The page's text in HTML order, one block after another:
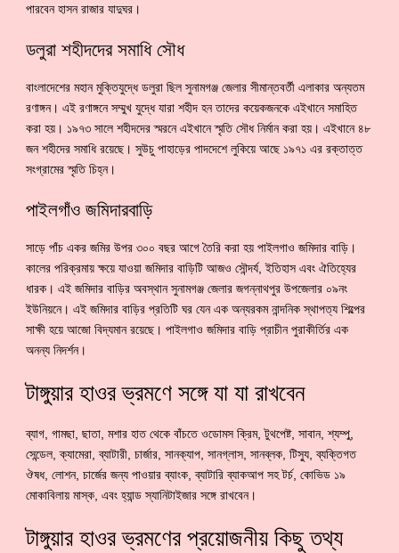
পারবেন হাসন রাজার যাদুঘর।
ডলুরা শহীদদের সমাধি সৌধ
বাংলাদেশের মহান মুক্তিযুদ্ধে ডলুরা ছিল সুনামগঞ্জ জেলার সীমান্তবর্তী এলাকার অন্যতম
রণাঙ্গন। এই রণাঙ্গনে সম্মুখ যুদ্ধে যারা শহীদ হন তাদের কয়েকজনকে এইখানে সমাহিত
করা হয়। ১৯৭৩ সালে শহীদদের স্মরনে এইখানে স্মৃতি সৌধ নির্মান করা হয়। এইখানে ৪৮
জন শহীদের সমাধি রয়েছে। সুউচু পাহাড়ের পাদদেশে লুকিয়ে আছে ১৯৭১ এর রক্তাত্ত
সংগ্রামের স্মৃতি চিহ্ন।
পাইলগাঁও জমিদারবাড়ি
সাড়ে পাঁচ একর জমির উপর ৩০০ বছর আগে তৈরি করা হয় পাইলগাও জমিদার বাড়ি।
কালের পরিক্রমায় ক্ষয়ে যাওয়া জমিদার বাড়িটি আজও সৌন্দর্য, ইতিহাস এবং ঐতিহ্যের
ধারক। এই জমিদার বাড়ির অবস্থান সুনামগঞ্জ জেলার জগন্নাথপুর উপজেলার ০৯নং
ইউনিয়নে। এই জমিদার বাড়ির প্রতিটি ঘর যেন এক অন্যরকম নান্দনিক স্থাপত্য শিল্পের
সাক্ষী হয়ে আজো বিদ্যমান রয়েছে। পাইলগাও জমিদার বাড়ি প্রাচীন পুরাকীর্তির এক
অনন্য নিদর্শন।
টাঙ্গুয়ার হাওর ভ্রমণে সঙ্গে যা যা রাখবেন
ব্যাগ, গামছা, ছাতা, মশার হাত থেকে বাঁচতে ওডোমস ক্রিম, টুথপেষ্ট, সাবান, শ্যম্পু,
সেন্ডেল, ক্যামেরা, ব্যাটারী, চার্জার, সানক্যাপ, সানগ্লাস, সানব্লক, টিস্যু, ব্যক্তিগত
ঔষধ, লোশন, চার্জের জন্য পাওয়ার ব্যাংক, ব্যাটারি ব্যাকআপ সহ টর্চ, কোভিড ১৯
মোকাবিলায় মাস্ক, এবং হ্যান্ড স্যানিটাইজার সঙ্গে রাখবেন।
টাঙ্গুয়ার হাওর ভ্রমণের প্রয়োজনীয় কিছু তথ্য